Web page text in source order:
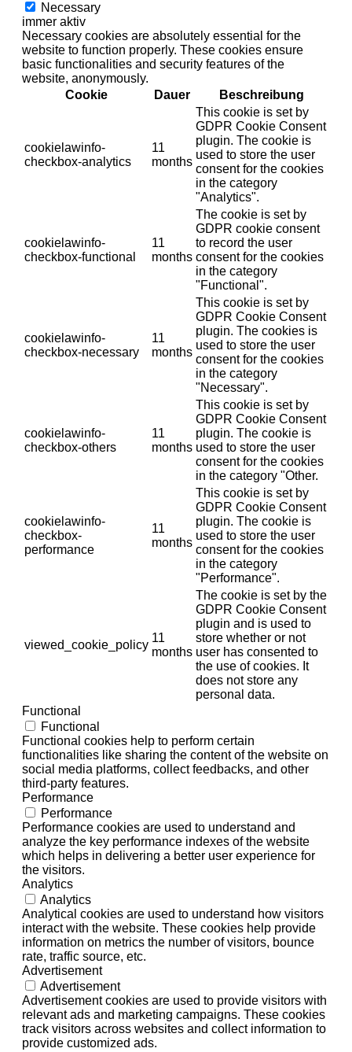
Necessary
immer aktiv
Necessary cookies are absolutely essential for the
website to function properly. These cookies ensure
basic functionalities and security features of the
website, anonymously.
Cookie
Dauer Beschreibung
cookielawinfo-
checkbox-analytics
11
months
This cookie is set by
GDPR Cookie Consent
plugin. The cookie is
used to store the user
consent for the cookies
in the category
"Analytics".
cookielawinfo-
checkbox-functional
11
months
The cookie is set by
GDPR cookie consent
to record the user
consent for the cookies
in the category
"Functional".
cookielawinfo-
checkbox-necessary
11
months
This cookie is set by
GDPR Cookie Consent
plugin. The cookies is
used to store the user
consent for the cookies
in the category
"Necessary".
cookielawinfo-
checkbox-others
11
months
This cookie is set by
GDPR Cookie Consent
plugin. The cookie is
used to store the user
consent for the cookies
in the category "Other.
cookielawinfo-
checkbox-
performance
11
months
This cookie is set by
GDPR Cookie Consent
plugin. The cookie is
used to store the user
consent for the cookies
in the category
"Performance".
viewed_cookie_policy
11
months
The cookie is set by the
GDPR Cookie Consent
plugin and is used to
store whether or not
user has consented to
the use of cookies. It
does not store any
personal data.
Functional
Functional
Functional cookies help to perform certain
functionalities like sharing the content of the website on
social media platforms, collect feedbacks, and other
third-party features.
Performance
Performance
Performance cookies are used to understand and
analyze the key performance indexes of the website
which helps in delivering a better user experience for
the visitors.
Analytics
Analytics
Analytical cookies are used to understand how visitors
interact with the website. These cookies help provide
information on metrics the number of visitors, bounce
rate, traffic source, etc.
Advertisement
Advertisement
Advertisement cookies are used to provide visitors with
relevant ads and marketing campaigns. These cookies
track visitors across websites and collect information to
provide customized ads.